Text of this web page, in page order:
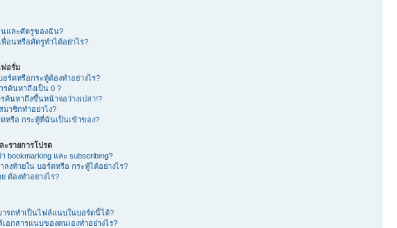
นและศัตรูของฉัน?
พื่อนหรือศัตรูทำได้อย่าไร?
อรั่ม
ร์ดหรือกระทู้ต้องทำอย่างไร?
ค้นหาถึงเป็น 0 ?
ค้นหาถึงขึ้นหน้าจอว่างเปล่า!?
าชิกทำอย่าไง?
หรือ กระทู้ที่ฉันเป็นเข้าของ?
ะรายการโปรด
bookmarking และ subscribing?
งท้ายใน บอร์ดหรือ กระทู้ได้อย่างไร?
ต้องทำอย่างไร?
ารถทำเป็นไฟล์แนบในบอร์ดนี้ได้?
อกสารแนบของตนเองทำอย่างไร?